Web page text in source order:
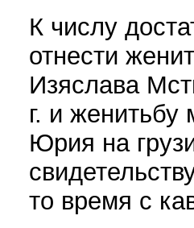
К числу
отнести
Изяслава
г. и
Юрия на
то время с